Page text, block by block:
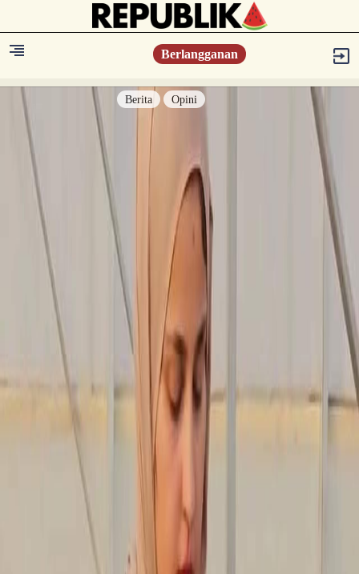
Berlangganan
Berita Opini
Islam Digest
Hikmah
Opini
Konsultasi Syariah
Resonansi
Sejarah
Iqtishodia